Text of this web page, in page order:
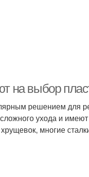
на выбор
решением для
ухода и
многие